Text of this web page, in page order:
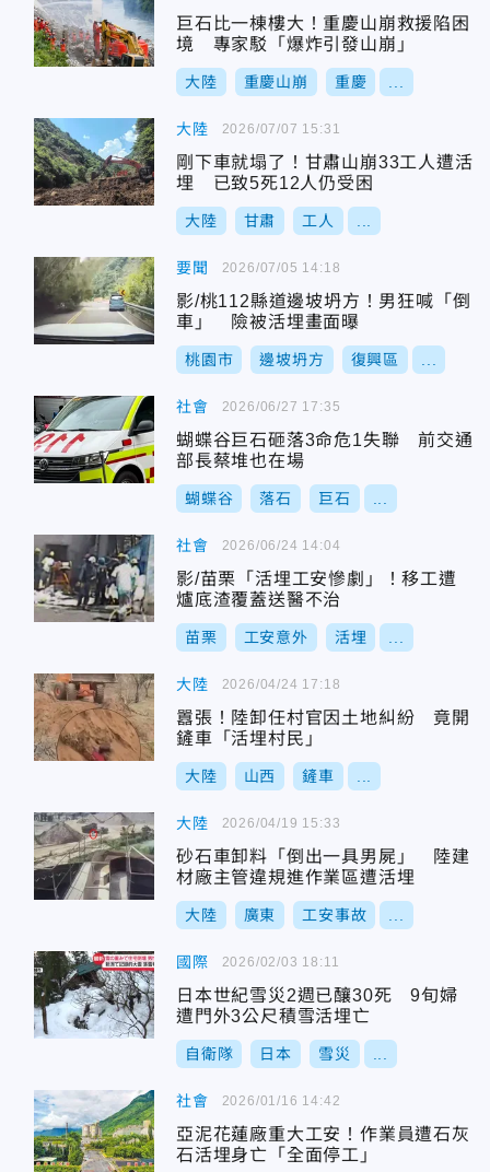
巨石比一棟樓大！重慶山崩救援陷困
境 專家駁「爆炸引發山崩」
大陸 重慶山崩 重慶
大陸
剛下車就塌了！甘肅山崩33工人遭活
埋 已致5死12人仍受困
大陸 甘肅 工人
2026/07/07 15:31
要聞
影/桃112縣道邊坡坍方！男狂喊「倒
車」 險被活埋畫面曝
桃園市 邊坡坍方 復興區
2026/07/05 14:18
社會
蝴蝶谷巨石砸落3命危1失聯 前交通
部長蔡堆也在場
蝴蝶谷 落石 巨石
2026/06/27 17:35
社會
影/苗栗「活埋工安慘劇」！移工遭
爐底渣覆蓋送醫不治
苗栗 工安意外 活埋
2026/06/24 14:04
大陸
囂張！陸卸任村官因土地糾紛 竟開
鏟車「活埋村民」
大陸 山西 鏟車
2026/04/24 17:18
大陸
砂石車卸料「倒出一具男屍」 陸建
材廠主管違規進作業區遭活埋
大陸 廣東 工安事故
2026/04/19 15:33
國際
日本世紀雪災2週已釀30死 9旬婦
遭門外3公尺積雪活埋亡
自衛隊 日本 雪災
2026/02/03 18:11
社會
亞泥花蓮廠重大工安！作業員遭石灰
石活埋身亡「全面停工」
2026/01/16 14:42